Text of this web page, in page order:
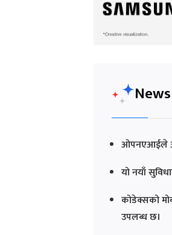
ओपनएआईले
यो नयाँ
कोडेक्सको
उपलब्ध छ।